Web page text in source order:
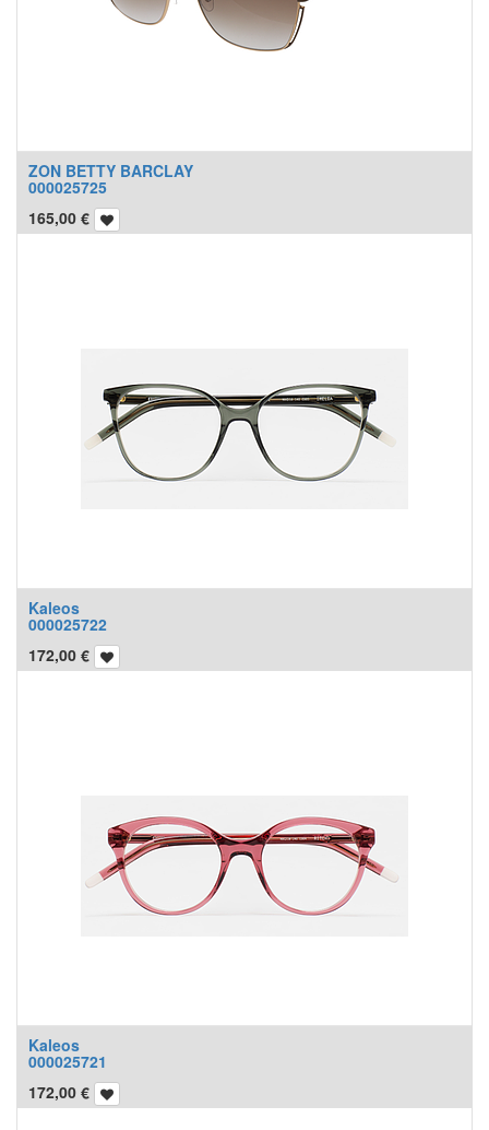
ZON BETTY BARCLAY
000025725
165,00 €
Kaleos
000025722
172,00 €
Kaleos
000025721
172,00 €